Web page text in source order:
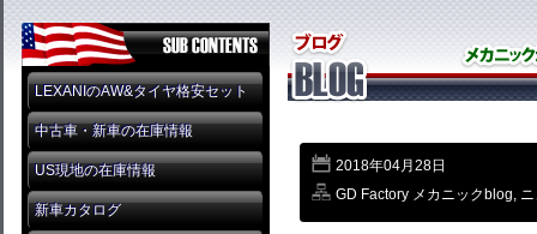
LEXANIのAW&タイヤ格安セット
中古車・新車の在庫情報
US現地の在庫情報
新車カタログ
2018年04月28日
GD Factory メカニックblog,